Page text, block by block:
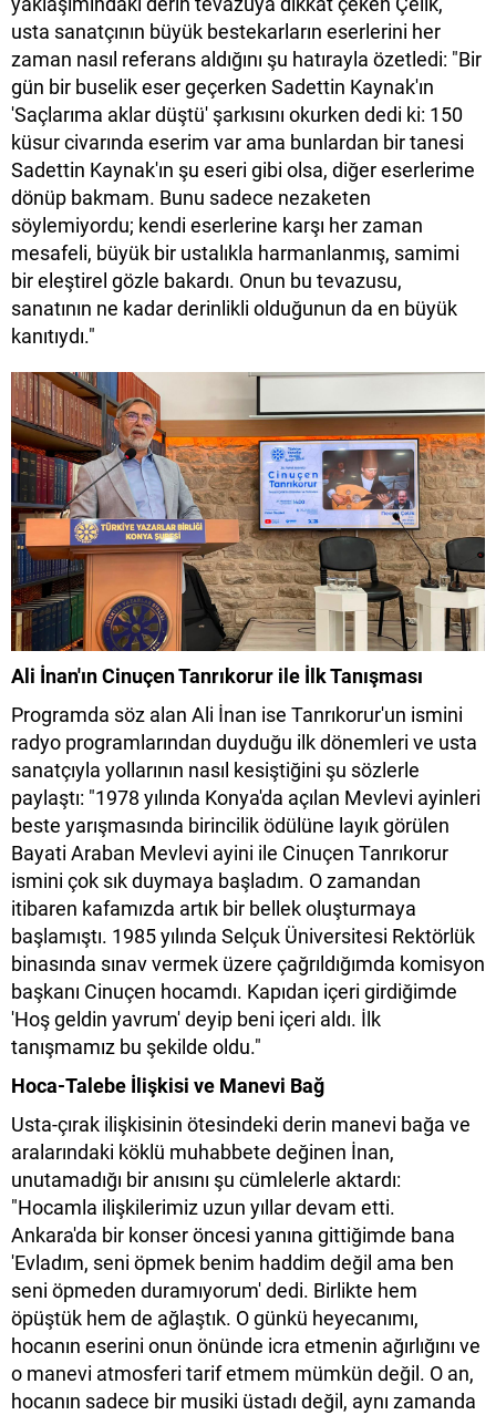
usta sanatçının büyük bestekarların eserlerini her
zaman nasıl referans aldığını şu hatırayla özetledi: "Bir
gün bir buselik eser geçerken Sadettin Kaynak'ın
'Saçlarıma aklar düştü' şarkısını okurken dedi ki: 150
küsur civarında eserim var ama bunlardan bir tanesi
Sadettin Kaynak'ın şu eseri gibi olsa, diğer eserlerime
dönüp bakmam. Bunu sadece nezaketen
söylemiyordu; kendi eserlerine karşı her zaman
mesafeli, büyük bir ustalıkla harmanlanmış, samimi
bir eleştirel gözle bakardı. Onun bu tevazusu,
sanatının ne kadar derinlikli olduğunun da en büyük
kanıtıydı."
Ali İnan'ın Cinuçen Tanrıkorur ile İlk Tanışması
Programda söz alan Ali İnan ise Tanrıkorur'un ismini
radyo programlarından duyduğu ilk dönemleri ve usta
sanatçıyla yollarının nasıl kesiştiğini şu sözlerle
paylaştı: "1978 yılında Konya'da açılan Mevlevi ayinleri
beste yarışmasında birincilik ödülüne layık görülen
Bayati Araban Mevlevi ayini ile Cinuçen Tanrıkorur
ismini çok sık duymaya başladım. O zamandan
itibaren kafamızda artık bir bellek oluşturmaya
başlamıştı. 1985 yılında Selçuk Üniversitesi Rektörlük
binasında sınav vermek üzere çağrıldığımda komisyon
başkanı Cinuçen hocamdı. Kapıdan içeri girdiğimde
'Hoş geldin yavrum' deyip beni içeri aldı. İlk
tanışmamız bu şekilde oldu."
Hoca-Talebe İlişkisi ve Manevi Bağ
Usta-çırak ilişkisinin ötesindeki derin manevi bağa ve
aralarındaki köklü muhabbete değinen İnan,
unutamadığı bir anısını şu cümlelerle aktardı:
"Hocamla ilişkilerimiz uzun yıllar devam etti.
Ankara'da bir konser öncesi yanına gittiğimde bana
'Evladım, seni öpmek benim haddim değil ama ben
seni öpmeden duramıyorum' dedi. Birlikte hem
öpüştük hem de ağlaştık. O günkü heyecanımı,
hocanın eserini onun önünde icra etmenin ağırlığını ve
o manevi atmosferi tarif etmem mümkün değil. O an,
hocanın sadece bir musiki üstadı değil, aynı zamanda